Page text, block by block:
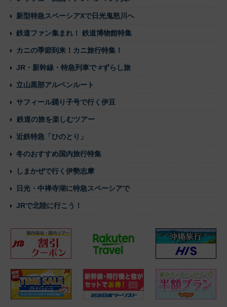
新型特急スペーシアXで日光鬼怒川へ
鉄道ファン集まれ！ 鉄道博物館特集
カニの季節到来！カニ旅行特集！
JR・新幹線・特急列車で #ずらし旅
立山黒部アルペンルート
サフィール踊り子号で行く伊豆
鉄道の旅を楽しむツアー
近鉄特急「ひのとり」
冬のおすすめ国内旅行特集
しまかぜで行く伊勢志摩
日光・中禅寺湖に特急スペーシアで
JRで北陸に行こう！